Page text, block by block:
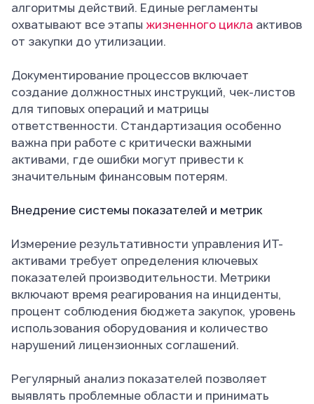
алгоритмы действий. Единые регламенты
охватывают все этапы жизненного цикла активов
от закупки до утилизации.
Документирование процессов включает
создание должностных инструкций, чек-листов
для типовых операций и матрицы
ответственности. Стандартизация особенно
важна при работе с критически важными
активами, где ошибки могут привести к
значительным финансовым потерям.
Внедрение системы показателей и метрик
Измерение результативности управления ИТ-
активами требует определения ключевых
показателей производительности. Метрики
включают время реагирования на инциденты,
процент соблюдения бюджета закупок, уровень
использования оборудования и количество
нарушений лицензионных соглашений.
Регулярный анализ показателей позволяет
выявлять проблемные области и принимать